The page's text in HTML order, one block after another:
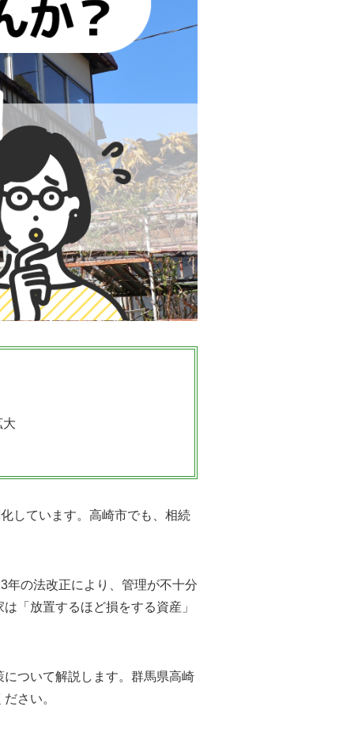
大
しています。高崎市でも、相続
年の法改正により、管理が不十分
「放置するほど損をする資産」
ついて解説します。群馬県高崎
さい。